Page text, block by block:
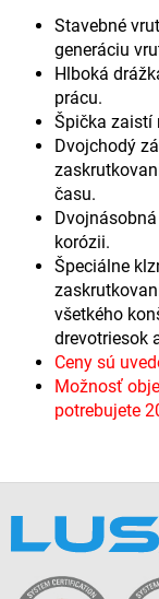
Stavebné
generáciu
Hlboká
prácu.
Špička zaistí
Dvojchodý
času.
korózii.
Špeciálne
všetkého
drevotriesok
Ceny sú
Možnosť
potrebujete